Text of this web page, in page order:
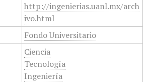
http://ingenierias.uanl.mx/arch
ivo.html
Fondo Universitario
Ciencia
Tecnología
Ingeniería